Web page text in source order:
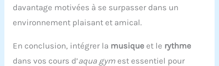
davantage motivées à se surpasser dans un
environnement plaisant et amical.
En conclusion, intégrer la musique et le rythme
dans vos cours d’aqua gym est essentiel pour